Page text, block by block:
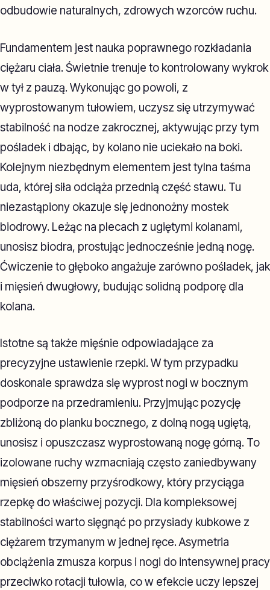
odbudowie naturalnych, zdrowych wzorców ruchu.
Fundamentem jest nauka poprawnego rozkładania
ciężaru ciała. Świetnie trenuje to kontrolowany wykrok
w tył z pauzą. Wykonując go powoli, z
wyprostowanym tułowiem, uczysz się utrzymywać
stabilność na nodze zakrocznej, aktywując przy tym
pośladek i dbając, by kolano nie uciekało na boki.
Kolejnym niezbędnym elementem jest tylna taśma
uda, której siła odciąża przednią część stawu. Tu
niezastąpiony okazuje się jednonożny mostek
biodrowy. Leżąc na plecach z ugiętymi kolanami,
unosisz biodra, prostując jednocześnie jedną nogę.
Ćwiczenie to głęboko angażuje zarówno pośladek, jak
i mięsień dwugłowy, budując solidną podporę dla
kolana.
Istotne są także mięśnie odpowiadające za
precyzyjne ustawienie rzepki. W tym przypadku
doskonale sprawdza się wyprost nogi w bocznym
podporze na przedramieniu. Przyjmując pozycję
zbliżoną do planku bocznego, z dolną nogą ugiętą,
unosisz i opuszczasz wyprostowaną nogę górną. To
izolowane ruchy wzmacniają często zaniedbywany
mięsień obszerny przyśrodkowy, który przyciąga
rzepkę do właściwej pozycji. Dla kompleksowej
stabilności warto sięgnąć po przysiady kubkowe z
ciężarem trzymanym w jednej ręce. Asymetria
obciążenia zmusza korpus i nogi do intensywnej pracy
przeciwko rotacji tułowia, co w efekcie uczy lepszej